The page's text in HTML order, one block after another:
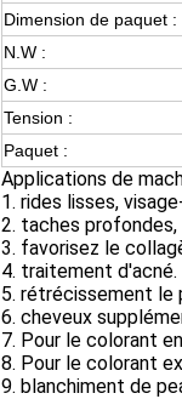
Dimension de paquet :
N.W :
G.W :
Tension :
Paquet :
Applications de
1. rides lisses,
2. taches
3. favorisez le
4. traitement d'acné.
5. rétrécissement le
6. cheveux
7. Pour le colorant
8. Pour le colorant
9. blanchiment de